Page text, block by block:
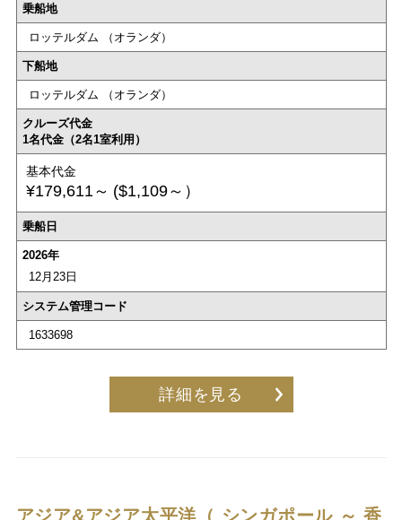
乗船地
ロッテルダム （オランダ）
下船地
ロッテルダム （オランダ）
クルーズ代金
1名代金（2名1室利用）
基本代金
¥179,611～ ($1,109～）
乗船日
2026年
12月23日
システム管理コード
1633698
詳細を見る
アジア&アジア太平洋（ シンガポール ～ 香